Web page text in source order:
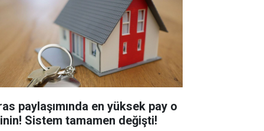
paylaşımında en yüksek pay o
Sistem tamamen değişti!